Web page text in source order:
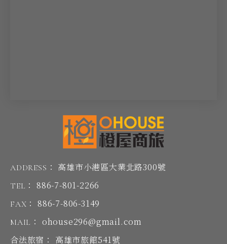
ADDRESS： 高雄市小港區大業北路300號
TEL： 886-7-801-2266
FAX： 886-7-806-3149
MAIL： ohouse296@gmail.com
合法旅宿： 高雄市旅館541號